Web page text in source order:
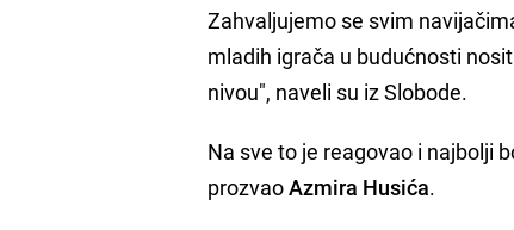
Zahvaljujemo se svim
mladih igrača u budućnosti
nivou", naveli su iz Slobode.
Na sve to je reagovao i najbolji
prozvaoAzmira Husića.